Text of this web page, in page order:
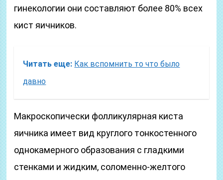
гинекологии они составляют более 80% всех
кист яичников.
Читать еще: Как вспомнить то что было
давно
Макроскопически фолликулярная киста
яичника имеет вид круглого тонкостенного
однокамерного образования с гладкими
стенками и жидким, соломенно-желтого